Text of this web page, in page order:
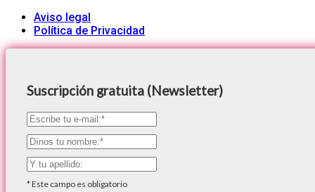
Aviso legal
Política de Privacidad
Suscripción gratuita (Newsletter)
*Este campo es obligatorio